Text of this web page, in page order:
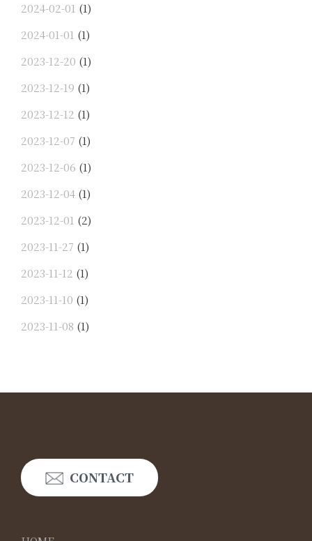
2024-02-01 (1)
2024-01-01 (1)
2023-12-20 (1)
2023-12-19 (1)
2023-12-12 (1)
2023-12-07 (1)
2023-12-06 (1)
2023-12-04 (1)
2023-12-01 (2)
2023-11-27 (1)
2023-11-12 (1)
2023-11-10 (1)
2023-11-08 (1)
CONTACT